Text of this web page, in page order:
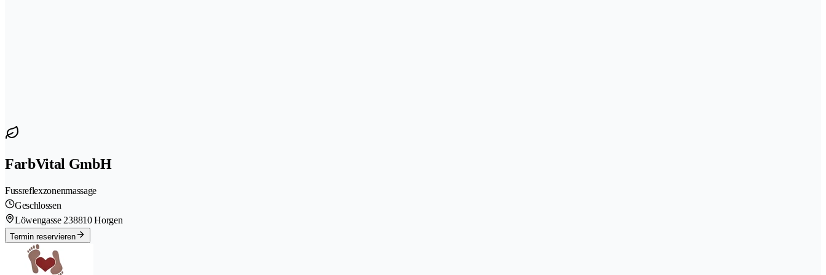
FarbVital GmbH
Fussreflexzonenmassage
Geschlossen
Löwengasse 238810 Horgen
Termin reservieren